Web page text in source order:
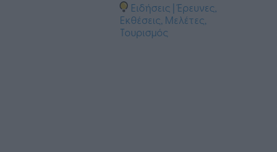
Ειδήσεις |Έρευνες,
Εκθέσεις, Μελέτες,
Τουρισμός